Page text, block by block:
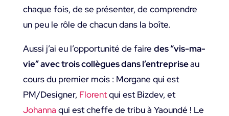
chaque fois, de se présenter, de comprendre
un peu le rôle de chacun dans la boîte.
Aussi j’ai eu l’opportunité de faire des “vis-ma-
vie” avec trois collègues dans l’entrepriseau
cours du premier mois : Morgane qui est
PM/Designer, Florentqui est Bizdev, et
Johanna qui est cheffe de tribu à Yaoundé ! Le